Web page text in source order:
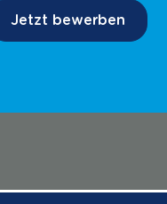
Jetzt bewerben